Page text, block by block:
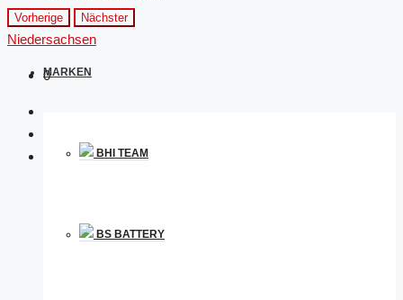
MARKEN
BHI TEAM
BS BATTERY
Vorherige Nächster
Niedersachsen
0